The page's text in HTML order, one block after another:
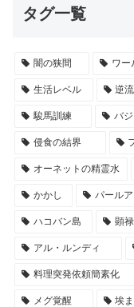
タグ一覧
闇の狭間 ワー
生活レベル 逆
駿馬訓練 バ
侵食の結界
オーネットの精霊水
かかし パール
ハコバン島 顕
アル・ルンディ
料理突発依頼簡素化
メグ覚醒 埃